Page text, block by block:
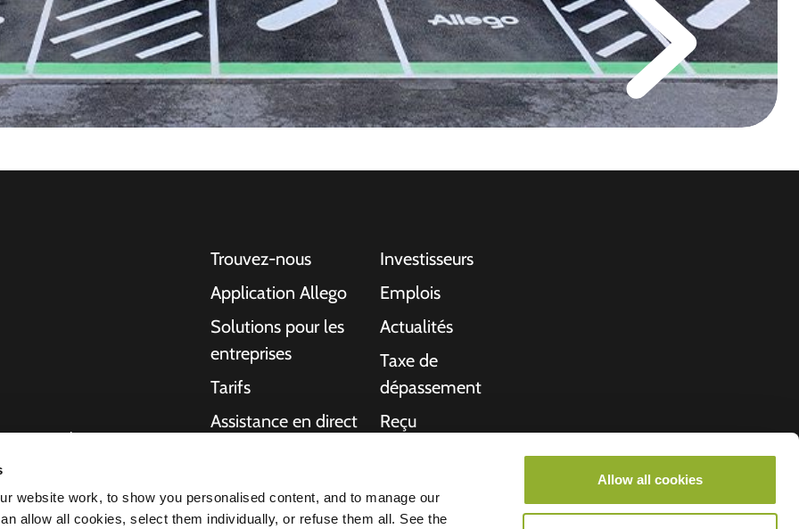
website work, to show you personalised content, and to manage our
allow all cookies, select them individually, or refuse them all. See the
Allow all cookies
pour les
de bout en
plus
voiture électrique
Trouvez-nous
Application Allego
Solutions pour les
entreprises
Tarifs
Assistance en direct
Fournisseurs
Investisseurs
Emplois
Actualités
Taxe de
dépassement
Reçu